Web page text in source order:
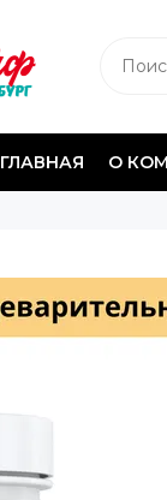
ГЛАВНАЯ О